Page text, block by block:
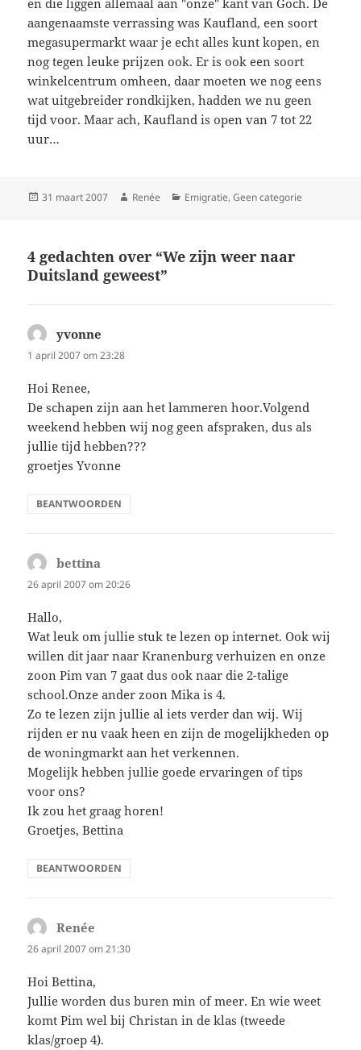
en die liggen allemaal aan "onze" kant van Goch. De
aangenaamste verrassing was Kaufland, een soort
megasupermarkt waar je echt alles kunt kopen, en
nog tegen leuke prijzen ook. Er is ook een soort
winkelcentrum omheen, daar moeten we nog eens
wat uitgebreider rondkijken, hadden we nu geen
tijd voor. Maar ach, Kaufland is open van 7 tot 22
uur…
Geplaatst
31 maart 2007 Auteur
Renée Categorieën
Emigratie,Geen categorie
4 gedachten over “We zijn weer naar
Duitsland geweest”
yvonne
1 april 2007 om 23:28
Hoi Renee,
De schapen zijn aan het lammeren hoor.Volgend
weekend hebben wij nog geen afspraken, dus als
jullie tijd hebben???
groetjes Yvonne
BEANTWOORDEN
bettina
26 april 2007 om 20:26
Hallo,
Wat leuk om jullie stuk te lezen op internet. Ook wij
willen dit jaar naar Kranenburg verhuizen en onze
zoon Pim van 7 gaat dus ook naar die 2-talige
school.Onze ander zoon Mika is 4.
Zo te lezen zijn jullie al iets verder dan wij. Wij
rijden er nu vaak heen en zijn de mogelijkheden op
de woningmarkt aan het verkennen.
Mogelijk hebben jullie goede ervaringen of tips
voor ons?
Ik zou het graag horen!
Groetjes, Bettina
BEANTWOORDEN
Renée
26 april 2007 om 21:30
Hoi Bettina,
Jullie worden dus buren min of meer. En wie weet
komt Pim wel bij Christan in de klas (tweede
klas/groep 4).